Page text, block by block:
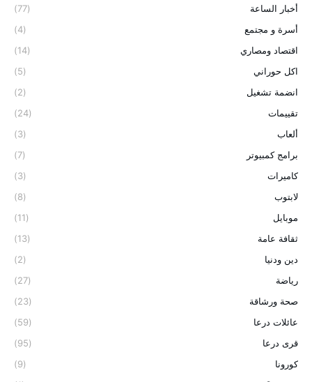
أخبار الساعة
(77)
أسرة و مجتمع
(4)
اقتصاد ومصاري
(14)
اكل حوراني
(5)
انضمة تشغيل
(2)
تقييمات
(24)
ألعاب
(3)
برامج كمبيوتر
(7)
كاميرات
(3)
لابتوب
(8)
موبايل
(11)
ثقافة عامة
(13)
دين ودنيا
(2)
رياضة
(27)
صحة ورشاقة
(23)
عائلات درعا
(59)
قرى درعا
(95)
كورونا
(9)